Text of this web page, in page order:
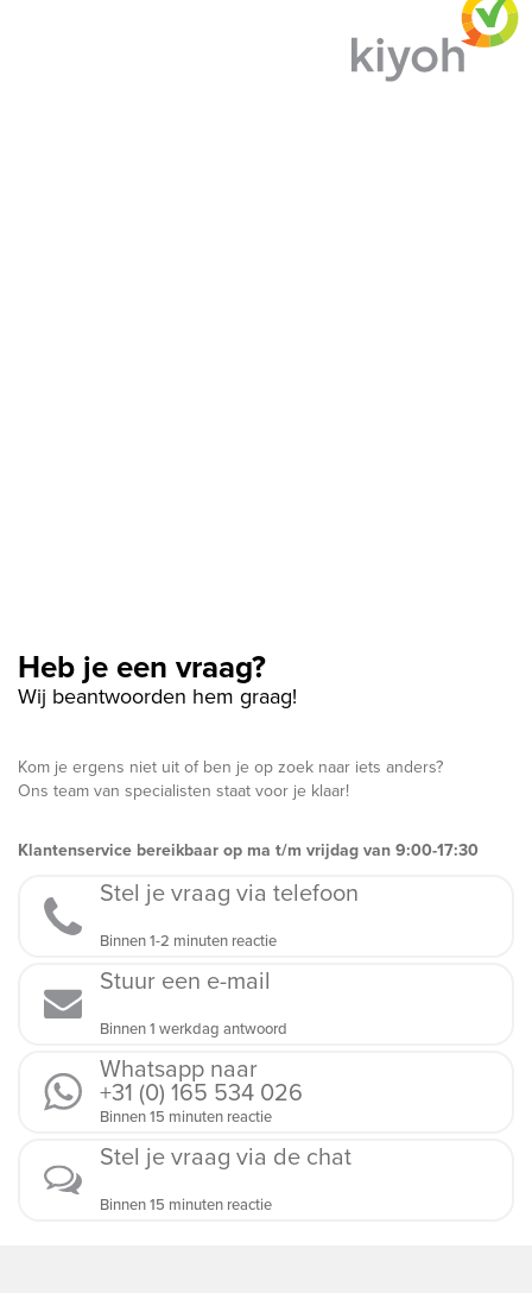
Heb je een vraag?
Wij beantwoorden hem graag!
Kom je ergens niet uit of ben je op zoek naar iets anders?
Ons team van specialisten staat voor je klaar!
Klantenservice bereikbaar op ma t/m vrijdag van 9:00-17:30
Stel je vraag via telefoon
Binnen 1-2 minuten reactie
Stuur een e-mail
Binnen 1 werkdag antwoord
Whatsapp naar
+31 (0) 165 534 026
Binnen 15 minuten reactie
Stel je vraag via de chat
Binnen 15 minuten reactie